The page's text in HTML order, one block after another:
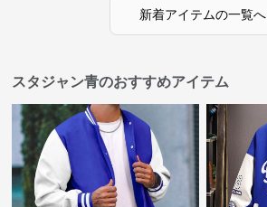
新着アイテムの一覧へ
スタジャン青のおすすめアイテム